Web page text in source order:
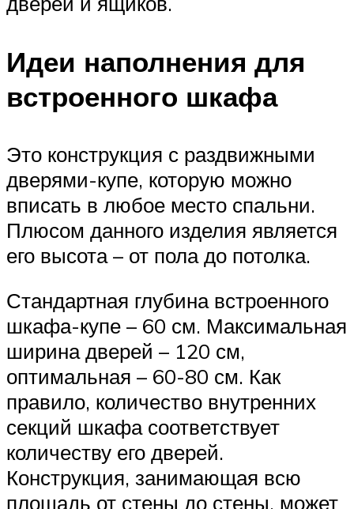
Идеи наполнения для
встроенного шкафа
Это конструкция с раздвижными
дверями-купе, которую можно
вписать в любое место спальни.
Плюсом данного изделия является
его высота – от пола до потолка.
Стандартная глубина встроенного
шкафа-купе – 60 см. Максимальная
ширина дверей – 120 см,
оптимальная – 60-80 см. Как
правило, количество внутренних
секций шкафа соответствует
количеству его дверей.
Конструкция, занимающая всю
площадь от стены до стены, может